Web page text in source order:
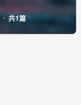
共1篇